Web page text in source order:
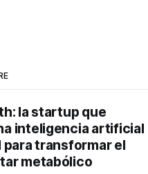
la startup que
inteligencia artificial
para transformar el
metabólico